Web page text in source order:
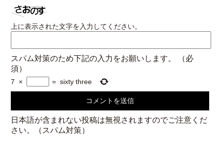
上に表示された文字を入力してください。
スパム対策のため下記の入力をお願いします。
（必
須）
7 × = sixty three
日本語が含まれない投稿は無視されますのでご注意くだ
さい。（スパム対策）